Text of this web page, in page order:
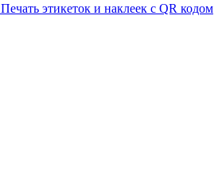
Печать этикеток и наклеек с QR кодом